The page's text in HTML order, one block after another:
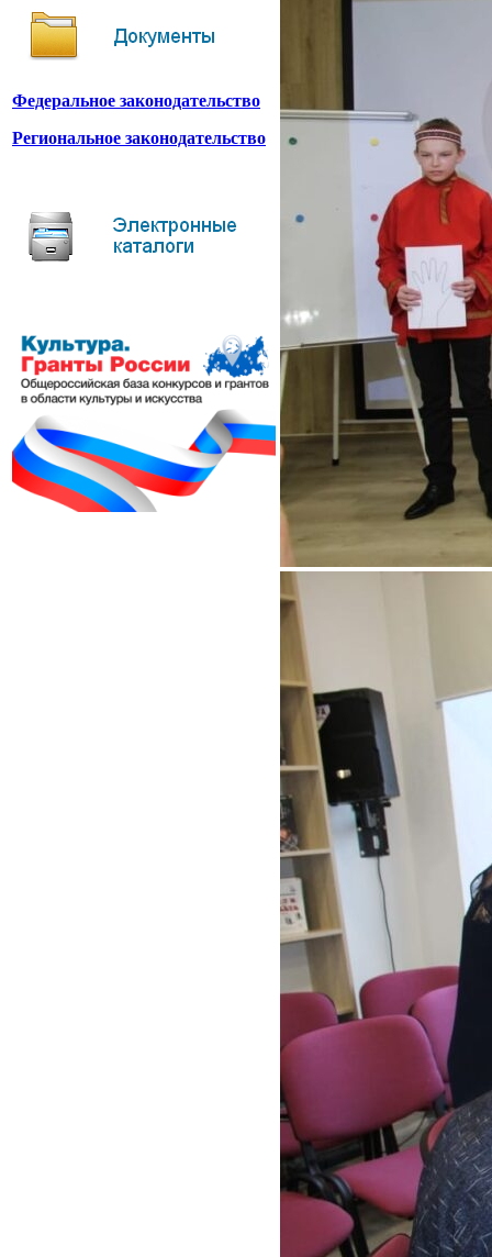
Федеральное законодательство
Региональное законодательство